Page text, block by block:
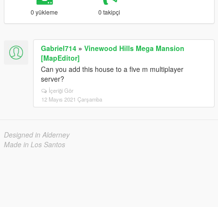
0 yükleme 0 takipçi
Gabriel714 » Vinewood Hills Mega Mansion
[MapEditor]
Can you add this house to a five m multiplayer
server?
İçeriği Gör
12 Mayıs 2021 Çarşamba
Designed in Alderney
Made in Los Santos